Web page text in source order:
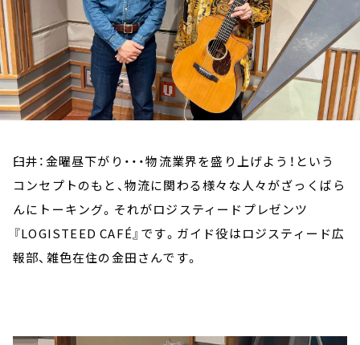
臼井：金曜昼下がり・・・物流業界を盛り上げよう！という
コンセプトのもと、物流に関わる様々な人々がざっくばら
んにトーキング。それがロジスティードプレゼンツ
『LOGISTEED CAFÉ』です。ガイド役はロジスティード広
報部、雑色在住の金田さんです。